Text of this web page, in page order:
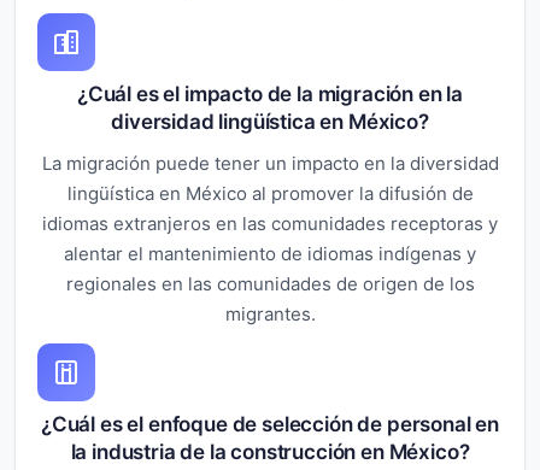
¿Cuál es el impacto de la migración en la
diversidad lingüística en México?
La migración puede tener un impacto en la diversidad
lingüística en México al promover la difusión de
idiomas extranjeros en las comunidades receptoras y
alentar el mantenimiento de idiomas indígenas y
regionales en las comunidades de origen de los
migrantes.
¿Cuál es el enfoque de selección de personal en
la industria de la construcción en México?